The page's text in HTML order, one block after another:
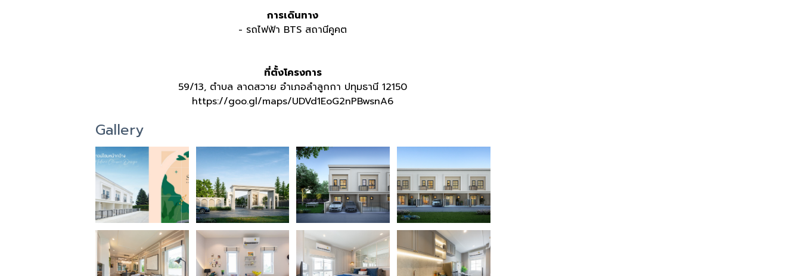
การเดินทาง
- รถไฟฟ้า BTS สถานีคูคต
ที่ตั้งโครงการ
59/13, ตำบล ลาดสวาย อำเภอลำลูกกา ปทุมธานี 12150
https://goo.gl/maps/UDVd1EoG2nPBwsnA6
Gallery